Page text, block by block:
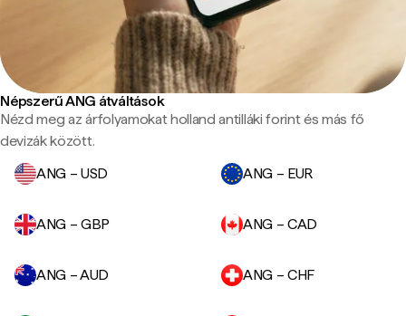
Népszerű ANG átváltások
Nézd meg az árfolyamokat holland antilláki forint és más fő
devizák között.
ANG – USD
ANG – EUR
ANG – GBP ANG – CAD
ANG – AUD ANG – CHF